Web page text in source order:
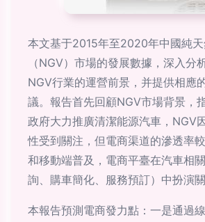
本文基于2015年至2020年中國純
（NGV）市場的發展數據，深入分
NGV行業的運營前景，并提供相應
議。報告首先回顧NGV市場背景，
政府大力推廣清潔能源汽車，NGV
性受到關注，但電商渠道的滲透率
和移動端普及，電商平臺在汽車相
詢、購車簡化、服務預訂）中扮演關
本報告預測電商發力點：一是通過